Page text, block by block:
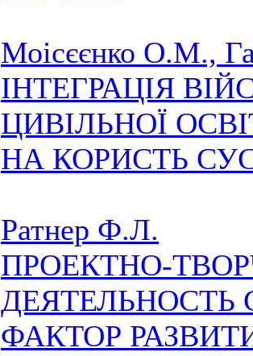
Моісєєнко О.М.,
ІНТЕГРАЦІЯ
ЦИВІЛЬНОЇ
НА КОРИСТЬ
Ратнер Ф.Л.
ПРОЕКТНО-
ДЕЯТЕЛЬНОСТЬ
ФАКТОР